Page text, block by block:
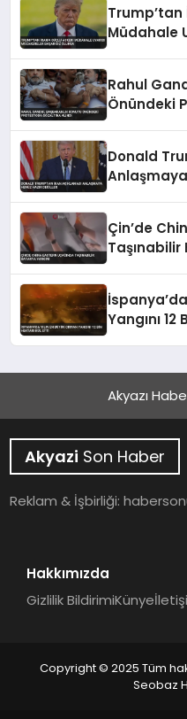
Trump’tan
Müdahale
Rahul
Önündeki
Donald
Anlaşmaya
Çin’de
Taşınabilir
Yangını
Akyazı
Akyazi Son Haber
Reklam & İşbirliği:
Hakkımızda
Gizlilik BildirimiKünye
Copyright © 2025 Tüm
Seobaz